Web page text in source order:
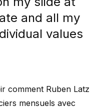
and all my
values
comment Ruben Latz
mensuels avec